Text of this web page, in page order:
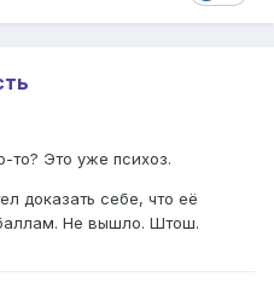
то? Это уже психоз.
доказать себе, что её
Не вышло. Штош.